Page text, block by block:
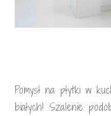
Pomysł na płytki w
białych! Szalenie